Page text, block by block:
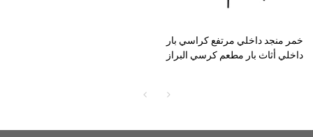
خمر منجد داخلي مرتفع كراسي بار
داخلي أثاث بار مطعم كرسي البراز